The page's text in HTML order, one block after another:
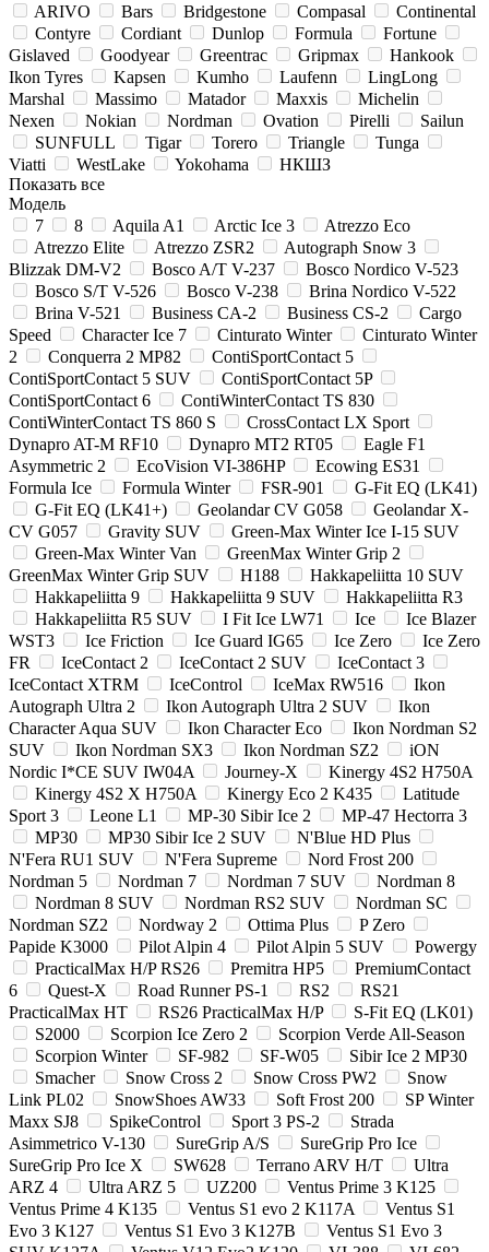
ARIVO
Bars Bridgestone Compasal
Continental
Contyre
Cordiant Dunlop Formula
Fortune
Gislaved
Goodyear Greentrac Gripmax
Hankook
Ikon Tyres
Kapsen Kumho Laufenn
LingLong
Marshal
Massimo Matador Maxxis
Michelin
Nexen
Nokian Nordman Ovation Pirelli
Sailun
SUNFULL
Tigar Torero Triangle
Tunga
Viatti
WestLake Yokohama
НКШЗ
Показать все
Модель
7
8 Aquila A1 Arctic Ice 3
Atrezzo Eco
Atrezzo Elite
Atrezzo ZSR2
Autograph Snow 3
Blizzak DM-V2
Bosco A/T V-237
Bosco Nordico V-523
Bosco S/T V-526
Bosco V-238
Brina Nordico V-522
Brina V-521
Business CA-2 Business CS-2
Cargo
Speed
Character Ice 7 Cinturato Winter
Cinturato Winter
2
Conquerra 2 MP82
ContiSportContact 5
ContiSportContact 5 SUV
ContiSportContact 5P
ContiSportContact 6
ContiWinterContact TS 830
ContiWinterContact TS 860 S
CrossContact LX Sport
Dynapro AT-M RF10
Dynapro MT2 RT05
Eagle F1
Asymmetric 2
EcoVision VI-386HP
Ecowing ES31
Formula Ice
Formula Winter FSR-901
G-Fit EQ (LK41)
G-Fit EQ (LK41+)
Geolandar CV G058
Geolandar X-
CV G057
Gravity SUV
Green-Max Winter Ice I-15 SUV
Green-Max Winter Van
GreenMax Winter Grip 2
GreenMax Winter Grip SUV
H188
Hakkapeliitta 10 SUV
Hakkapeliitta 9
Hakkapeliitta 9 SUV
Hakkapeliitta R3
Hakkapeliitta R5 SUV
I Fit Ice LW71 Ice
Ice Blazer
WST3
Ice Friction Ice Guard IG65 Ice Zero
Ice Zero
FR
IceContact 2 IceContact 2 SUV
IceContact 3
IceContact XTRM
IceControl IceMax RW516
Ikon
Autograph Ultra 2
Ikon Autograph Ultra 2 SUV
Ikon
Character Aqua SUV
Ikon Character Eco
Ikon Nordman S2
SUV
Ikon Nordman SX3 Ikon Nordman SZ2
iON
Nordic I*CE SUV IW04A
Journey-X
Kinergy 4S2 H750A
Kinergy 4S2 X H750A
Kinergy Eco 2 K435
Latitude
Sport 3
Leone L1 MP-30 Sibir Ice 2
MP-47 Hectorra 3
MP30
MP30 Sibir Ice 2 SUV
N'Blue HD Plus
N'Fera RU1 SUV
N'Fera Supreme
Nord Frost 200
Nordman 5
Nordman 7 Nordman 7 SUV
Nordman 8
Nordman 8 SUV
Nordman RS2 SUV
Nordman SC
Nordman SZ2
Nordway 2 Ottima Plus
P Zero
Papide K3000
Pilot Alpin 4 Pilot Alpin 5 SUV
Powergy
PracticalMax H/P RS26
Premitra HP5
PremiumContact
6
Quest-X Road Runner PS-1 RS2
RS21
PracticalMax HT
RS26 PracticalMax H/P
S-Fit EQ (LK01)
S2000
Scorpion Ice Zero 2
Scorpion Verde All-Season
Scorpion Winter
SF-982 SF-W05
Sibir Ice 2 MP30
Smacher
Snow Cross 2 Snow Cross PW2
Snow
Link PL02
SnowShoes AW33 Soft Frost 200
SP Winter
Maxx SJ8
SpikeControl Sport 3 PS-2
Strada
Asimmetrico V-130
SureGrip A/S
SureGrip Pro Ice
SureGrip Pro Ice X
SW628 Terrano ARV H/T
Ultra
ARZ 4
Ultra ARZ 5 UZ200
Ventus Prime 3 K125
Ventus Prime 4 K135
Ventus S1 evo 2 K117A
Ventus S1
Evo 3 K127
Ventus S1 Evo 3 K127B
Ventus S1 Evo 3